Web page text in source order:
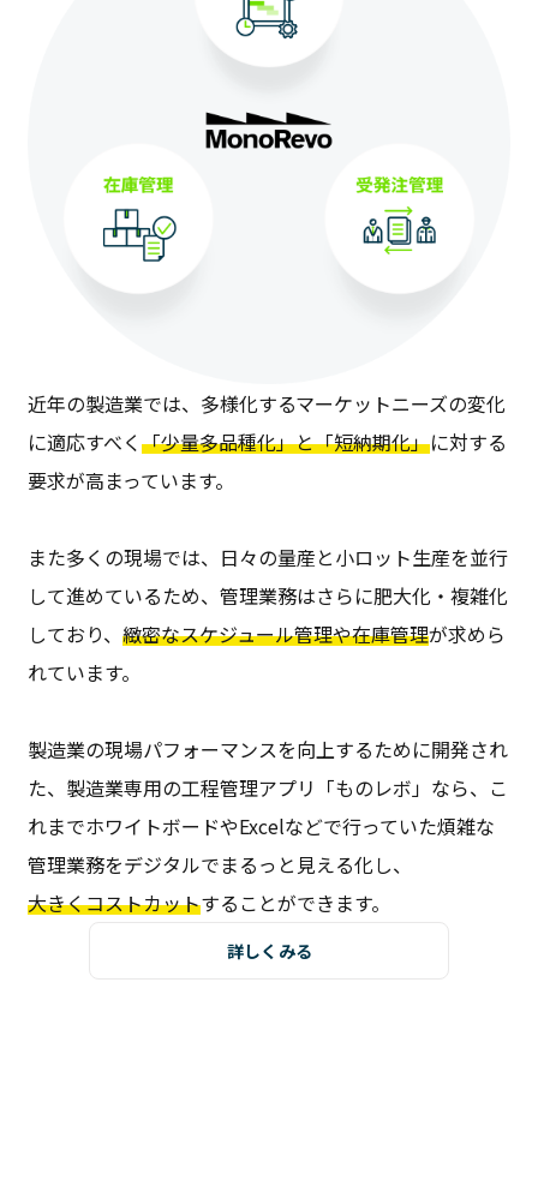
近年の製造業では、多様化するマーケットニーズの変化
に適応すべく「少量多品種化」と「短納期化」に対する
要求が高まっています。
また多くの現場では、日々の量産と小ロット生産を並行
して進めているため、管理業務はさらに肥大化・複雑化
しており、 緻密なスケジュール管理や在庫管理が求めら
れています。
製造業の現場パフォーマンスを向上するために開発され
た、製造業専用の工程管理アプリ「ものレボ」なら、こ
れまでホワイトボードやExcelなどで行っていた煩雑な
管理業務をデジタルでまるっと見える化し、
大きくコストカットすることができます。
詳しくみる